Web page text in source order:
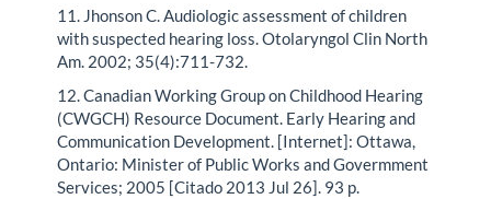
11. Jhonson C. Audiologic assessment of children
with suspected hearing loss. Otolaryngol Clin North
Am. 2002; 35(4):711-732.
12. Canadian Working Group on Childhood Hearing
(CWGCH) Resource Document. Early Hearing and
Communication Development. [Internet]: Ottawa,
Ontario: Minister of Public Works and Govermment
Services; 2005 [Citado 2013 Jul 26]. 93 p.